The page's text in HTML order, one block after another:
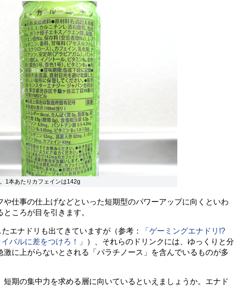
1本あたりカフェインは142g
仕事の仕上げなどといった短期型のパワーアップに向くといわ
ころが目を引きます。
エナドリも出てきていますが（参考：
「ゲーミングエナドリ!?
バルに差をつけろ！」
）、それらのドリンクには、ゆっくりと分
に上がらないとされる「パラチノース」を含んでいるものが多
期の集中力を求める層に向いているといえましょうか。エナド